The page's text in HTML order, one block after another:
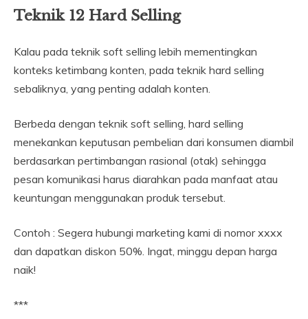
Teknik 12 Hard Selling
Kalau pada teknik soft selling lebih mementingkan
konteks ketimbang konten, pada teknik hard selling
sebaliknya, yang penting adalah konten.
Berbeda dengan teknik soft selling, hard selling
menekankan keputusan pembelian dari konsumen diambil
berdasarkan pertimbangan rasional (otak) sehingga
pesan komunikasi harus diarahkan pada manfaat atau
keuntungan menggunakan produk tersebut.
Contoh : Segera hubungi marketing kami di nomor xxxx
dan dapatkan diskon 50%. Ingat, minggu depan harga
naik!
***